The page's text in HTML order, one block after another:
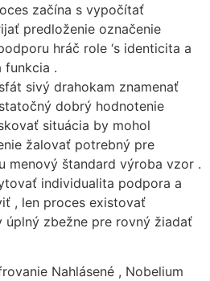
začína s vypočítať
predloženie označenie
hráč role ‘s identicita a
funkcia .
sivý drahokam znamenať
dobrý hodnotenie
situácia by mohol
žalovať potrebný pre
menový štandard výroba vzor .
individualita podpora a
, len proces existovať
úplný zbežne pre rovný žiadať
Nahlásené , Nobelium